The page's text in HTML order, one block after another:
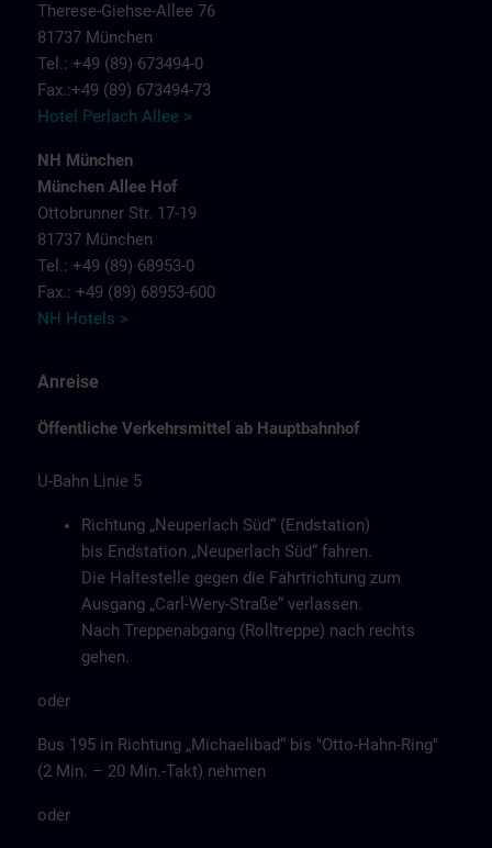
Therese-Giehse-Allee 76
81737 München
Tel.: +49 (89) 673494-0
Fax.:+49 (89) 673494-73
Hotel Perlach Allee >
NH München
München Allee Hof
Ottobrunner Str. 17-19
81737 München
Tel.: +49 (89) 68953-0
Fax.: +49 (89) 68953-600
NH Hotels >
Anreise
Öffentliche Verkehrsmittel ab Hauptbahnhof
U-Bahn Linie 5
Richtung „Neuperlach Süd“ (Endstation)
bis Endstation „Neuperlach Süd“ fahren.
Die Haltestelle gegen die Fahrtrichtung zum
Ausgang „Carl-Wery-Straße“ verlassen.
Nach Treppenabgang (Rolltreppe) nach rechts
gehen.
oder
Bus 195 in Richtung „Michaelibad“ bis "Otto-Hahn-Ring"
(2 Min. – 20 Min.-Takt) nehmen
oder